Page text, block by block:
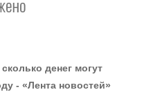
- «Интервью»
денег могут
- «Лента новостей»